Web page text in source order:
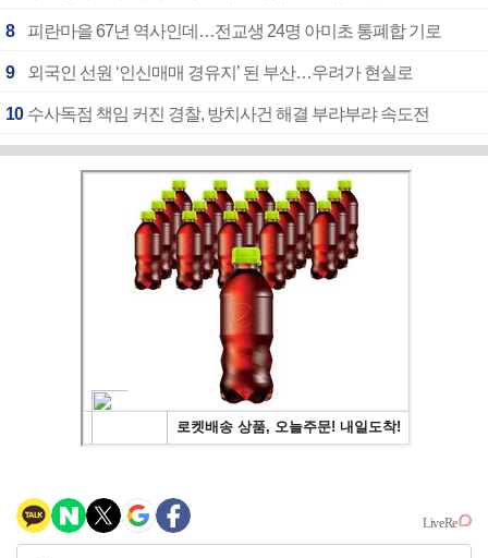
8 피란마을 67년 역사인데…전교생 24명 아미초 통폐합 기로
9 외국인 선원 ‘인신매매 경유지’ 된 부산…우려가 현실로
10 수사독점 책임 커진 경찰, 방치사건 해결 부랴부랴 속도전